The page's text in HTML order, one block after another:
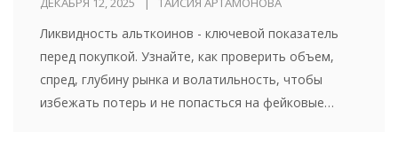
Ликвидность альткоинов - ключевой показатель
перед покупкой. Узнайте, как проверить объем,
спред, глубину рынка и волатильность, чтобы
избежать потерь и не попасться на фейковые